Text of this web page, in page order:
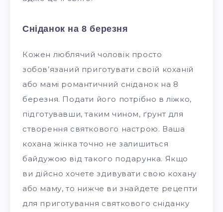
Сніданок на 8 березня
Кожен люблячий чоловік просто
зобов’язаний приготувати своїй коханій
або мамі романтичний сніданок на 8
березня. Подати його потрібно в ліжко,
підготувавши, таким чином, ґрунт для
створення святкового настрою. Ваша
кохана жінка точно не залишиться
байдужою від такого подарунка. Якщо
ви дійсно хочете здивувати свою кохану
або маму, то нижче ви знайдете рецепти
для приготування святкового сніданку